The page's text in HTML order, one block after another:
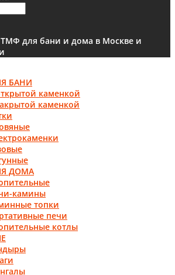
ТМФ для бани и дома в Москве и
БАНИ
каменкой
каменкой
ДОМА
камины
топки
печи
котлы